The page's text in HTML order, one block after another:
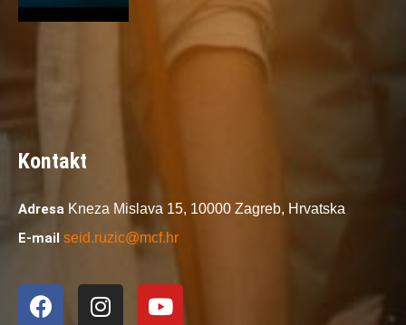
Kontakt
Adresa Kneza Mislava 15, 10000 Zagreb, Hrvatska
E-mail seid.ruzic@mcf.hr